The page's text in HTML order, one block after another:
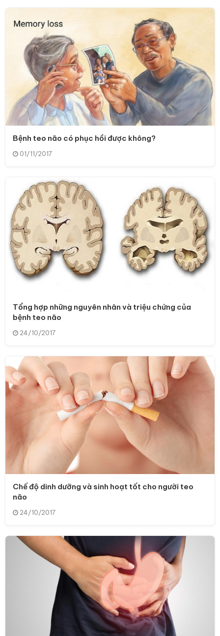
Bệnh teo não có phục hồi được không?
01/11/2017
Tổng hợp những nguyên nhân và triệu chứng của
bệnh teo não
24/10/2017
Chế độ dinh dưỡng và sinh hoạt tốt cho người teo
não
24/10/2017